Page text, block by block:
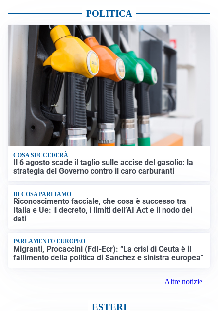
POLITICA
COSA SUCCEDERÀ
Il 6 agosto scade il taglio sulle accise del gasolio: la
strategia del Governo contro il caro carburanti
DI COSA PARLIAMO
Riconoscimento facciale, che cosa è successo tra
Italia e Ue: il decreto, i limiti dell’AI Act e il nodo dei
dati
PARLAMENTO EUROPEO
Migranti, Procaccini (FdI-Ecr): “La crisi di Ceuta è il
fallimento della politica di Sanchez e sinistra europea”
Altre notizie
ESTERI